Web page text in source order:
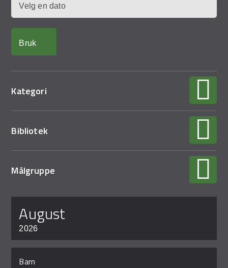
Kategori
Bibliotek
Målgruppe
august
2026
Barn